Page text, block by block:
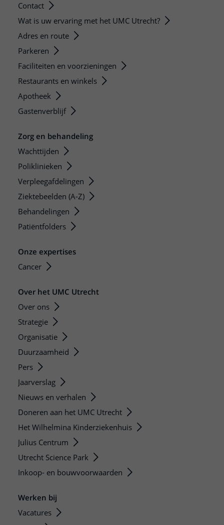
Contact
Wat is uw ervaring met het UMC Utrecht?
Adres en route
Parkeren
Faciliteiten en voorzieningen
Restaurants en winkels
Apotheek
Gastenverblijf
Zorg en behandeling
Wachttijden
Poliklinieken
Verpleegafdelingen
Ziektebeelden (A-Z)
Behandelingen
Patiëntfolders
Onze expertises
Cancer
Over het UMC Utrecht
Over ons
Strategie
Organisatie
Duurzaamheid
Pers
Jaarverslag
Nieuws en verhalen
Doneren aan het UMC Utrecht
Het Wilhelmina Kinderziekenhuis
Julius Centrum
Utrecht Science Park
Inkoop- en bouwvoorwaarden
Werken bij
Vacatures